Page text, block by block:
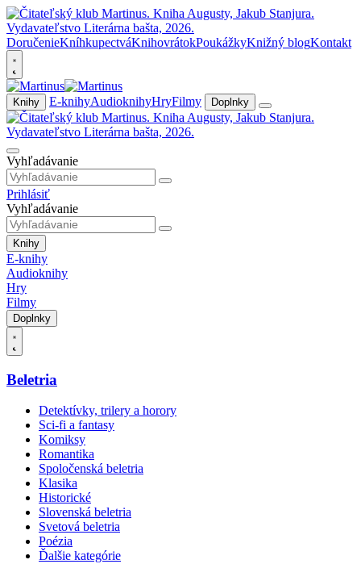
DoručenieKníhkupectváKnihovrátokPoukážkyKnižný blogKontakt
Knihy E-knihyAudioknihyHryFilmy Doplnky
Vyhľadávanie
Prihlásiť
Vyhľadávanie
Knihy
E-knihy
Audioknihy
Hry
Filmy
Doplnky
Beletria
Detektívky, trilery a horory
Sci-fi a fantasy
Komiksy
Romantika
Spoločenská beletria
Klasika
Historické
Slovenská beletria
Svetová beletria
Poézia
Ďalšie kategórie